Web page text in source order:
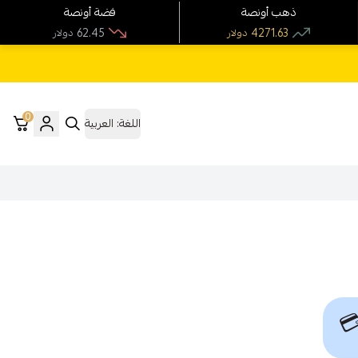
اللغة: العربية 0
فضة أونصة
دولار 62.45
ذهب أونصة
دولار 4271.63